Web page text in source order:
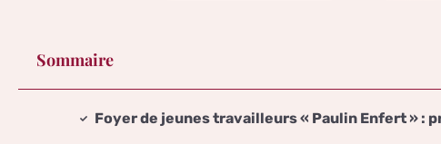
Sommaire
Foyer de jeunes travailleurs « Paulin Enfert » :